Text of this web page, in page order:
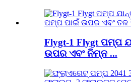
Flygt-1 Flygt ପମ୍ପ
ଉପର ଏବଂ ନିମ୍ନ ...